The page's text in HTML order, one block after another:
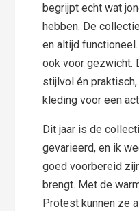
begrijpt echt wat
hebben. De
en altijd
ook voor gezwicht.
stijlvol én
kleding voor een
Dit jaar is de
gevarieerd, en ik
goed voorbereid
brengt. Met de
Protest kunnen ze